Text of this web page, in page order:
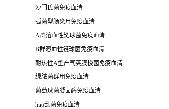
沙门氏菌免疫血清
弧菌型肠炎用免疫血清
A群溶血性链球菌免疫血清
B群溶血性链球菌免疫血清
耐热性A型产气荚膜梭菌免疫血清
绿脓菌群用免疫血清
葡萄球菌凝固酶免疫血清
huo乱菌免疫血清